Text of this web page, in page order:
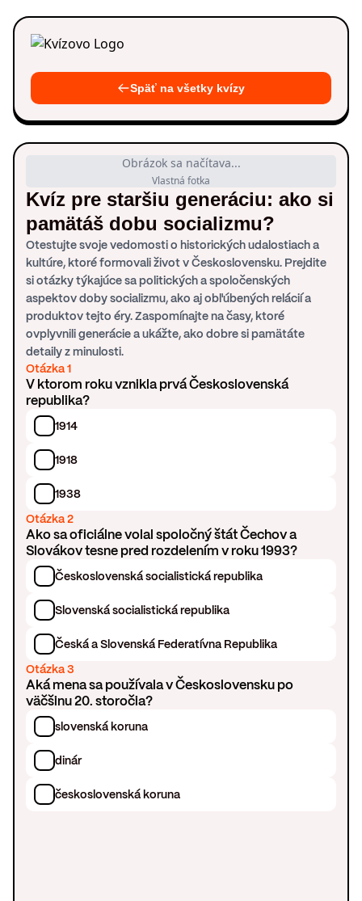
Späť na všetky kvízy
Obrázok sa načítava...
Vlastná fotka
Kvíz pre staršiu generáciu: ako si
pamätáš dobu socializmu?
Otestujte svoje vedomosti o historických udalostiach a
kultúre, ktoré formovali život v Československu. Prejdite
si otázky týkajúce sa politických a spoločenských
aspektov doby socializmu, ako aj obľúbených relácií a
produktov tejto éry. Zaspomínajte na časy, ktoré
ovplyvnili generácie a ukážte, ako dobre si pamätáte
detaily z minulosti.
Otázka 1
V ktorom roku vznikla prvá Československá
republika?
1914
1918
1938
Otázka 2
Ako sa oficiálne volal spoločný štát Čechov a
Slovákov tesne pred rozdelením v roku 1993?
Československá socialistická republika
Slovenská socialistická republika
Česká a Slovenská Federatívna Republika
Otázka 3
Aká mena sa používala v Československu po
väčšinu 20. storočia?
slovenská koruna
dinár
československá koruna